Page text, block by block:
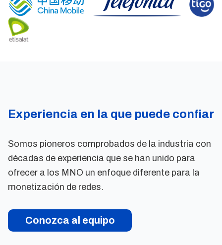
Experiencia en la que puede confiar
Somos pioneros comprobados de la industria con
décadas de experiencia que se han unido para
ofrecer a los MNO un enfoque diferente para la
monetización de redes.
Conozca al equipo